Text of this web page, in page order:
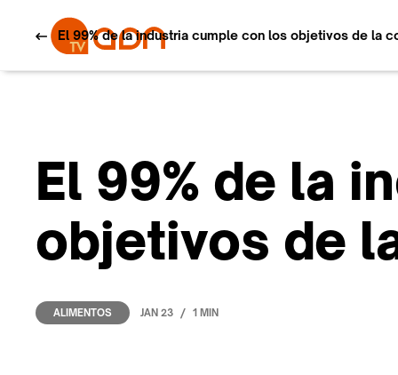
El 99% de la industria cumple con los objetivos de la
El 99% de la
objetivos de
ALIMENTOS JAN 23 / 1 MIN